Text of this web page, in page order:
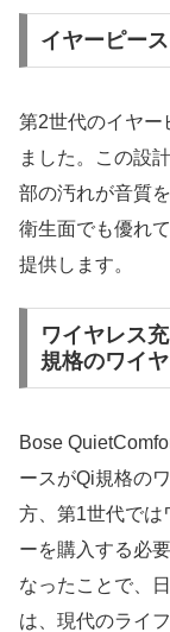
イヤーピー
第2世代のイヤー
ました。この設
部の汚れが音質
衛生面でも優れ
提供します。
ワイヤレス
規格のワイ
Bose
ースがQi規格の
方、第1世代では
ーを購入する必
なったことで、
は、現代のライ